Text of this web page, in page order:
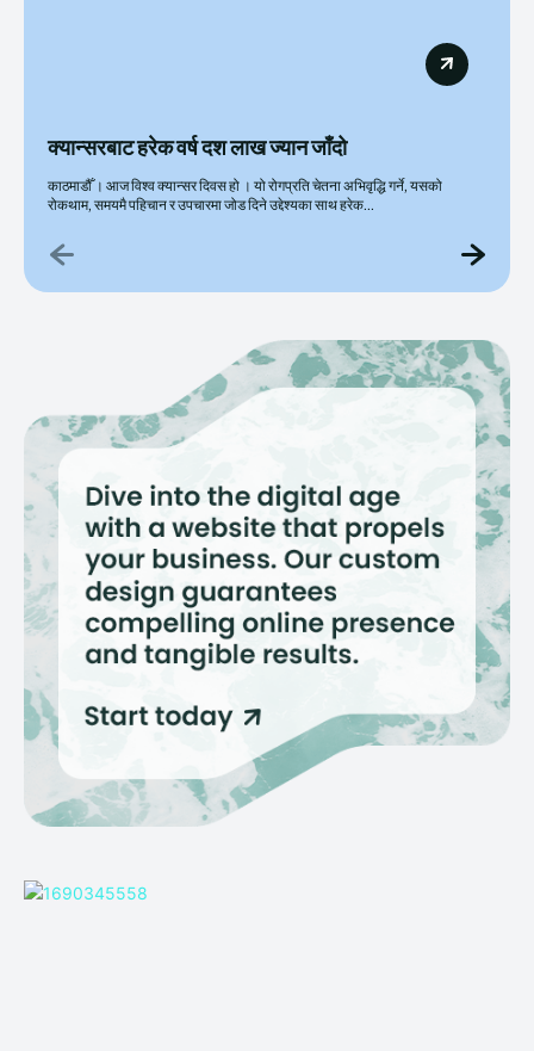
क्यान्सरबाट हरेक वर्ष दश लाख ज्यान जाँदो
काठमाडौँ । आज विश्व क्यान्सर दिवस हो । यो रोगप्रति चेतना अभिवृद्धि गर्ने, यसको
रोकथाम, समयमै पहिचान र उपचारमा जोड दिने उद्देश्यका साथ हरेक...